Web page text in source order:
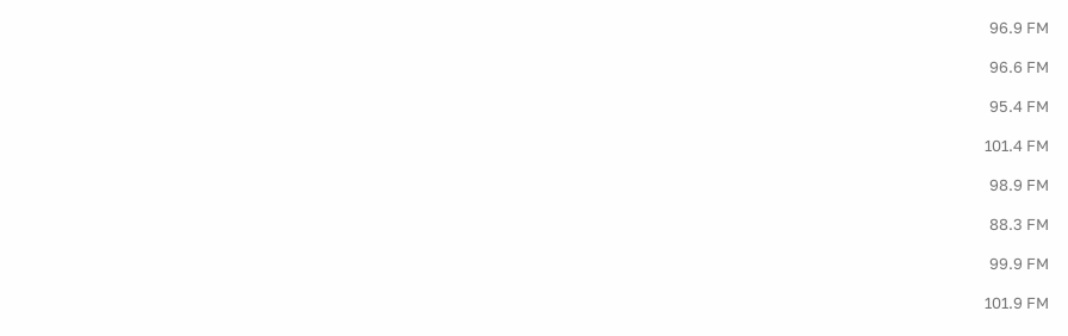
96.9 FM
96.6 FM
95.4 FM
101.4 FM
98.9 FM
88.3 FM
99.9 FM
101.9 FM